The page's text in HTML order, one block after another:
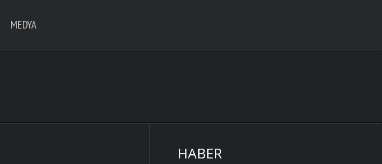
MEDYA
HABER